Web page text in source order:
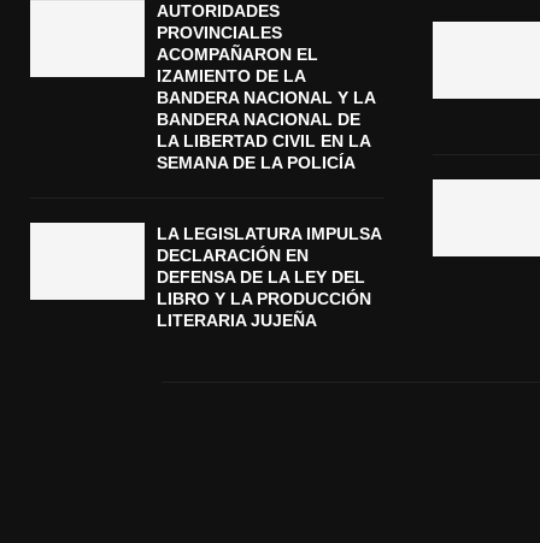
AUTORIDADES
PROVINCIALES
ACOMPAÑARON EL
IZAMIENTO DE LA
BANDERA NACIONAL Y LA
BANDERA NACIONAL DE
LA LIBERTAD CIVIL EN LA
SEMANA DE LA POLICÍA
LA LEGISLATURA IMPULSA
DECLARACIÓN EN
DEFENSA DE LA LEY DEL
LIBRO Y LA PRODUCCIÓN
LITERARIA JUJEÑA